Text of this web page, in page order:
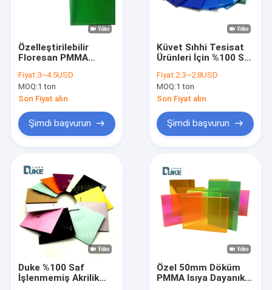
Özelleştirilebilir
Floresan PMMA
Akrilik Panel LED
Reklam Işık Kutusu
Tabelaları İçin
Fiyat:3~4.5USD
MOQ:1 ton
Son Fiyat alın
Şimdi başvurun
Küvet Sıhhi Tesisat
Ürünleri İçin %100 Saf
Akrilik Levha Özel
Renkli Hassas Kesim
Fiyat:2.3~2.8USD
MOQ:1 ton
Son Fiyat alın
Şimdi başvurun
Duke %100 Saf
İşlenmemiş Akrilik
Özel 50mm Döküm
PMMA Isıya Dayanıklı